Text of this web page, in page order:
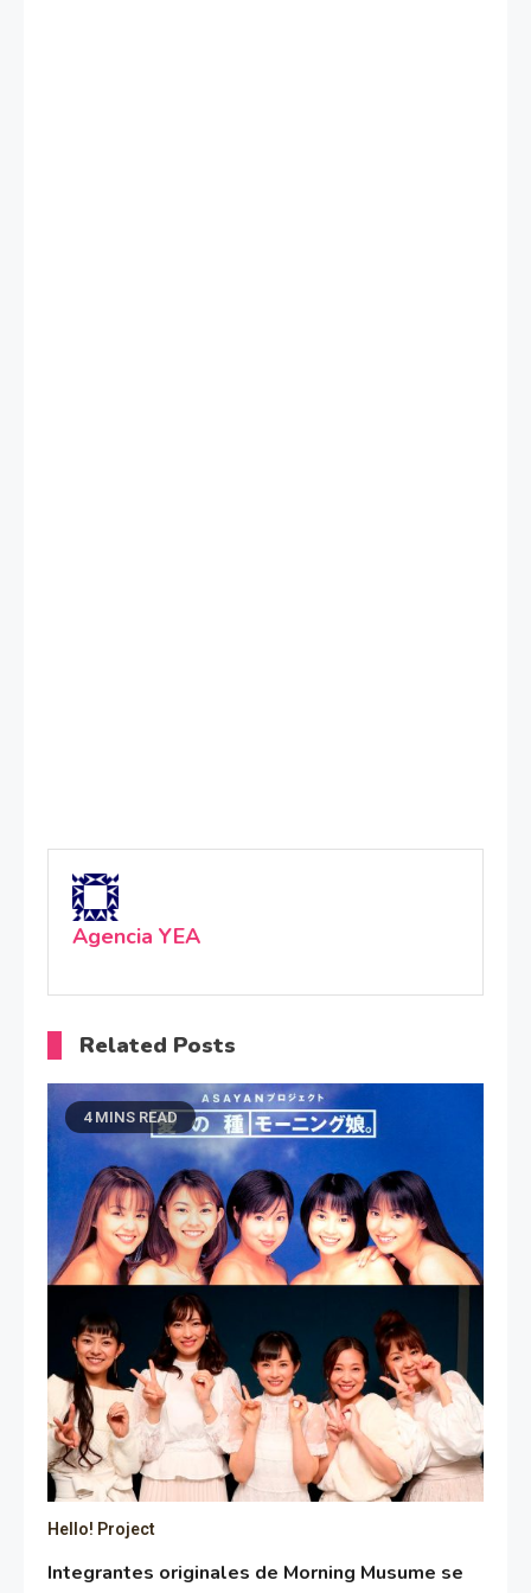
Agencia YEA
Related Posts
4 MINS READ
Hello! Project
Integrantes originales de Morning Musume se